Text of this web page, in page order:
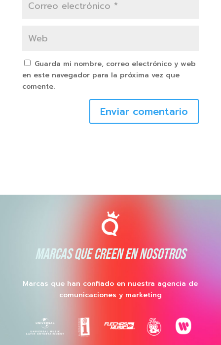
Guarda mi nombre, correo electrónico y web
en este navegador para la próxima vez que
comente.
Enviar comentario
MARCAS QUE CREEN EN NOSOTROS
Marcas que han confiado en nuestra agencia de
comunicaciones y marketing